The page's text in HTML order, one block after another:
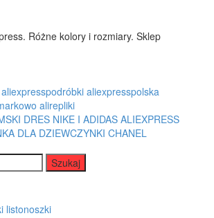
Różne kolory i rozmiary. Sklep
aliexpresspodróbki aliexpresspolska
alirepliki
DRES NIKE I ADIDAS ALIEXPRESS
DLA DZIEWCZYNKI CHANEL
listonoszki